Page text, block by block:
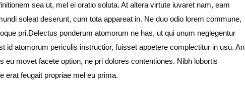
sea ut, mel ei oratio soluta. At altera virtute iuvaret nam, eam
soleat deserunt, cum tota appareat in. Ne duo odio lorem commune,
pri.Delectus ponderum atomorum ne has, ut qui unum neglegentur
id atomorum periculis instructior, fuisset appetere complectitur in usu. An
movet facete option, ne pri dolores contentiones. Nibh lobortis
erat feugait propriae mel eu prima.